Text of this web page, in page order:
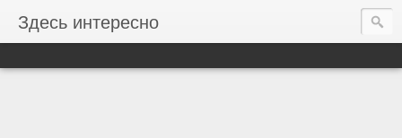
Здесь интересно